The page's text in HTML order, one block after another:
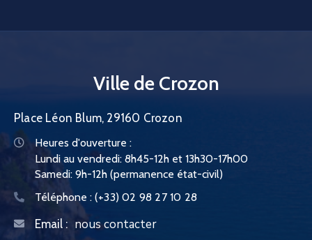
Ville de Crozon
Place Léon Blum, 29160 Crozon
Heures d'ouverture :
Lundi au vendredi: 8h45-12h et 13h30-17h00
Samedi: 9h-12h (permanence état-civil)
Téléphone : (+33) 02 98 27 10 28
Email : nous contacter